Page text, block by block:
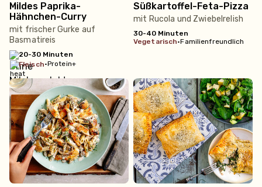
Mildes Paprika-
Hähnchen-Curry
mit frischer Gurke auf
Basmatireis
20-30 Minuten
fleisch•Protein+
Süßkartoffel-Feta-Pizza
mit Rucola und Zwiebelrelish
30-40 Minuten
vegetarisch•Familienfreundlich